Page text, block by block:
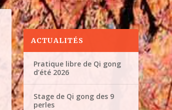
ACTUALITÉS
Pratique libre de Qi gong
d’été 2026
Stage de Qi gong des 9
perles